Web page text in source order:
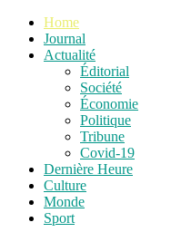
Home
Journal
Actualité
Éditorial
Société
Économie
Politique
Tribune
Covid-19
Dernière Heure
Culture
Monde
Sport